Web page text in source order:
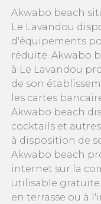
Akwabo beach
Le Lavandou
d'équipements
réduite. Akwabo
à Le Lavandou
de son
les cartes
Akwabo beach
cocktails et
à disposition de
Akwabo beach
internet sur la
utilisable
en terrasse ou à